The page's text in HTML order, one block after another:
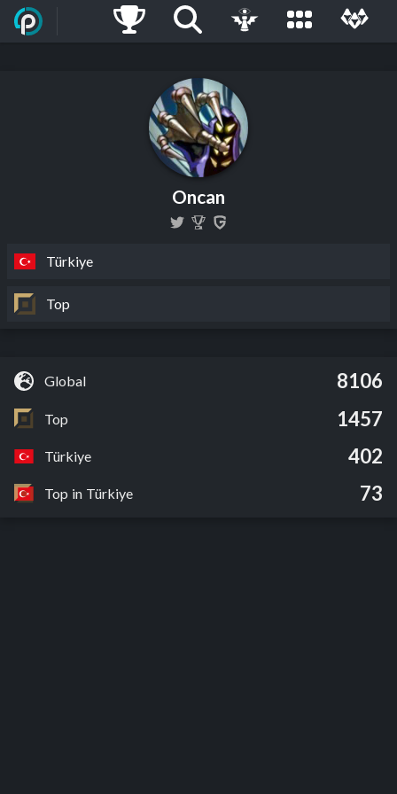
Oncan
Türkiye
Top
Global 8106
Top 1457
Türkiye 402
Top in Türkiye 73